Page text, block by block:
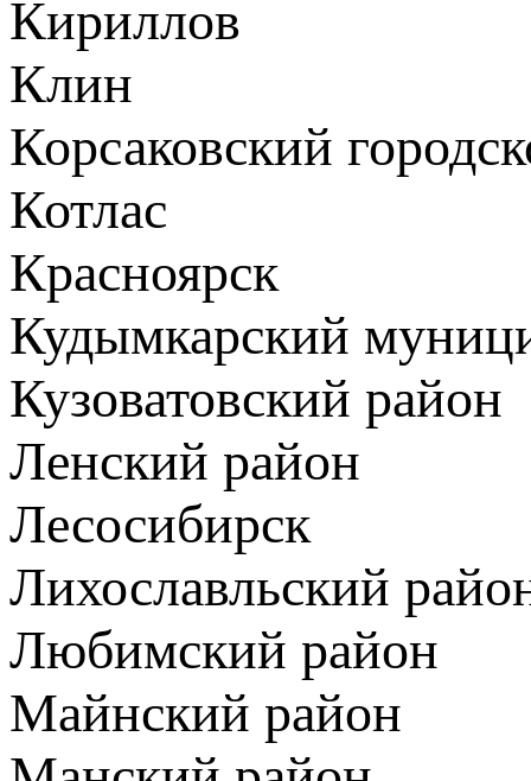
Кириллов
Клин
Корсаковский
Котлас
Красноярск
Кудымкарский
Кузоватовский район
Ленский район
Лесосибирск
Лихославльский
Любимский район
Майнский район